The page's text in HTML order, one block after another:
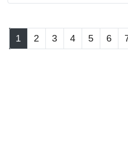
1 2 3 4 5 6